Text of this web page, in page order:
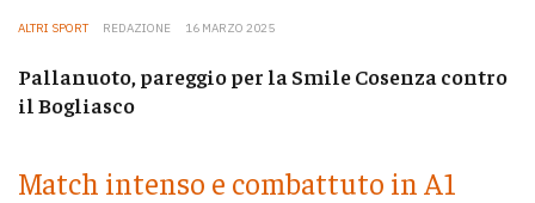
ALTRI SPORT REDAZIONE 16 MARZO 2025
Pallanuoto, pareggio per la Smile Cosenza contro
il Bogliasco
Match intenso e combattuto in A1